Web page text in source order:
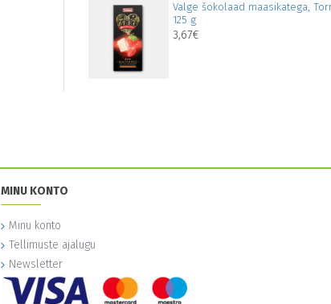
Valge šokolaad maasikatega,
125 g
3,67€
MINU KONTO
Minu konto
Tellimuste ajalugu
Newsletter